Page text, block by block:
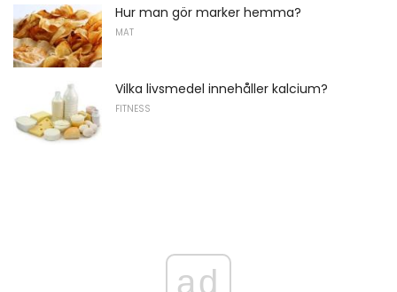
Hur man gör marker hemma?
MAT
Vilka livsmedel innehåller kalcium?
FITNESS
ad